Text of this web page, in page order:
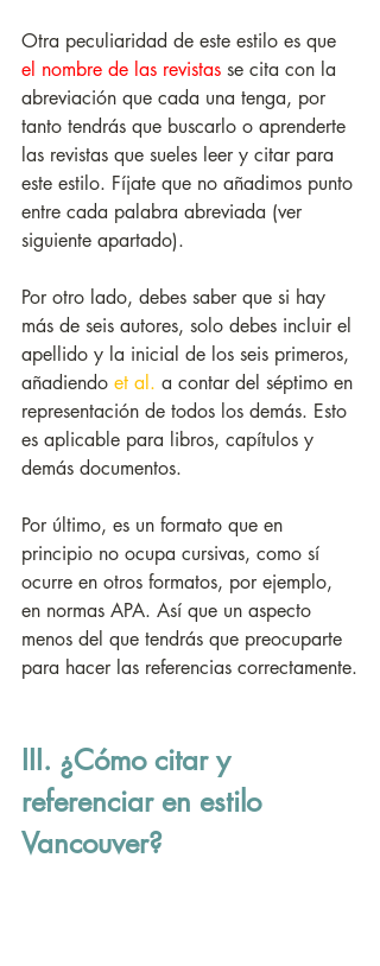
Otra peculiaridad de este estilo es que
el nombre de las revistas se cita con la
abreviación que cada una tenga, por
tanto tendrás que buscarlo o aprenderte
las revistas que sueles leer y citar para
este estilo. Fíjate que no añadimos punto
entre cada palabra abreviada (ver
siguiente apartado).
Por otro lado, debes saber que si hay
más de seis autores, solo debes incluir el
apellido y la inicial de los seis primeros,
añadiendo et al. a contar del séptimo en
representación de todos los demás. Esto
es aplicable para libros, capítulos y
demás documentos.
Por último, es un formato que en
principio no ocupa cursivas, como sí
ocurre en otros formatos, por ejemplo,
en normas APA. Así que un aspecto
menos del que tendrás que preocuparte
para hacer las referencias correctamente.
III. ¿Cómo citar y
referenciar en estilo
Vancouver?